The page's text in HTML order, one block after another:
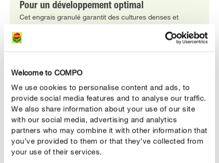
Welcome to COMPO
We use cookies to personalise content and ads, to
provide social media features and to analyse our traffic.
We also share information about your use of our site
with our social media, advertising and analytics
partners who may combine it with other information that
you’ve provided to them or that they’ve collected from
your use of their services.
Pour un développement optimal
Cet engrais granulé garantit des cultures denses et
plantes plus résistantes.